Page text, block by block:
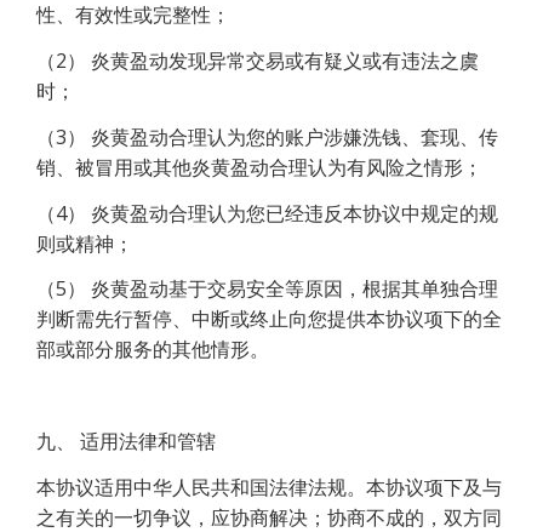
性、有效性或完整性；
（2） 炎黄盈动发现异常交易或有疑义或有违法之虞
时；
（3） 炎黄盈动合理认为您的账户涉嫌洗钱、套现、传
销、被冒用或其他炎黄盈动合理认为有风险之情形；
（4） 炎黄盈动合理认为您已经违反本协议中规定的规
则或精神；
（5） 炎黄盈动基于交易安全等原因，根据其单独合理
判断需先行暂停、中断或终止向您提供本协议项下的全
部或部分服务的其他情形。
九、 适用法律和管辖
本协议适用中华人民共和国法律法规。本协议项下及与
之有关的一切争议，应协商解决；协商不成的，双方同